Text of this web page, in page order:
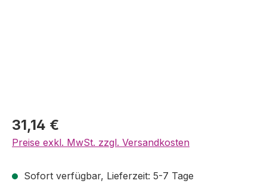
Regulärer Preis:
31,14 €
Preise exkl. MwSt. zzgl. Versandkosten
Sofort verfügbar, Lieferzeit: 5-7 Tage